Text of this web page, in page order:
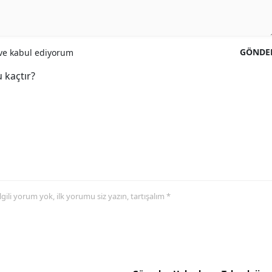
kabul ediyorum
yorum yok, ilk yorumu siz yazın, tartışalım *